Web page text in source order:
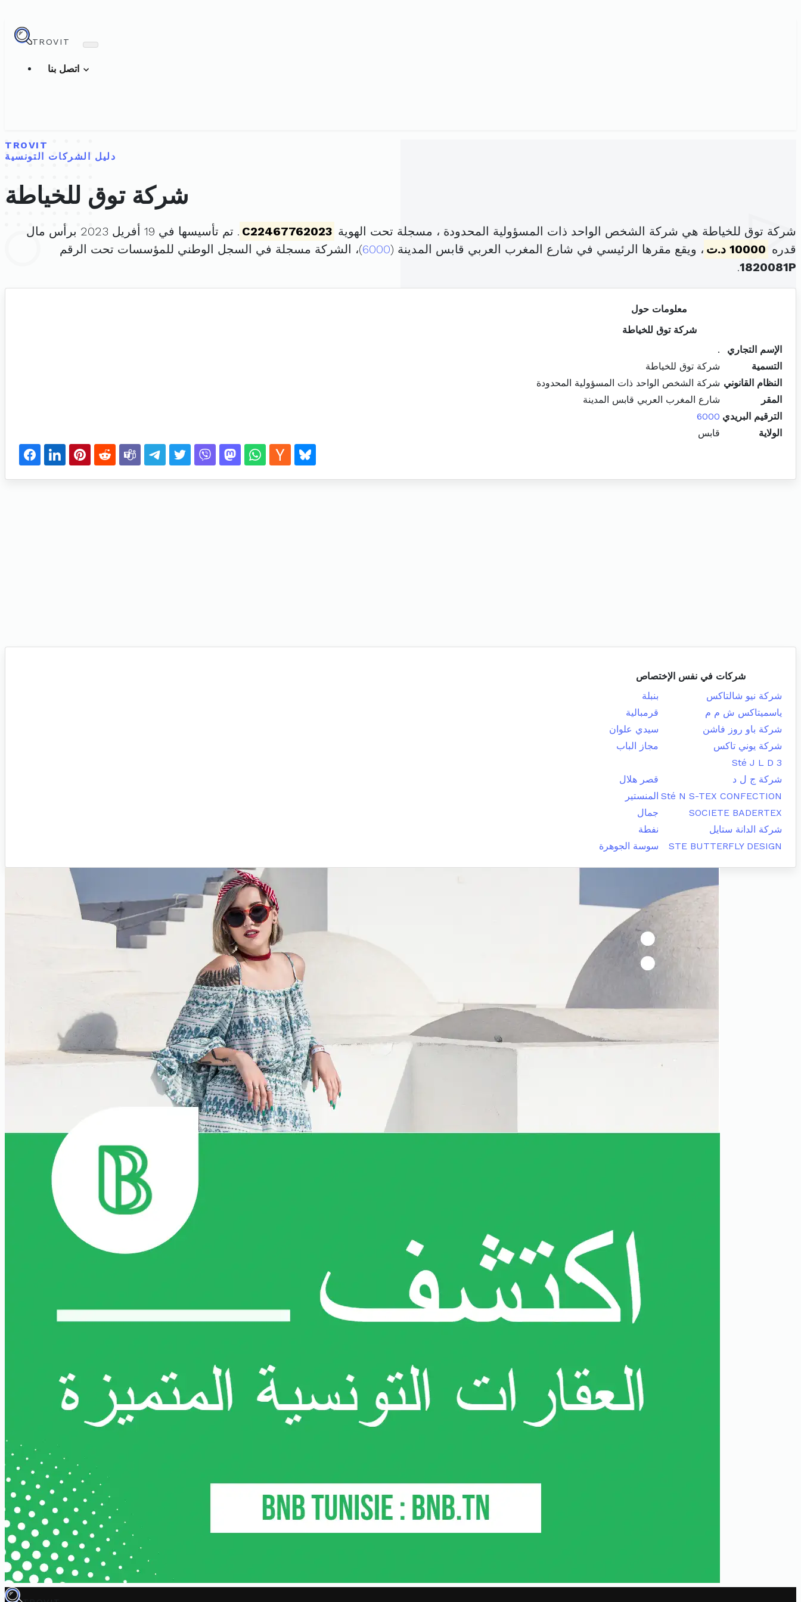
TROVIT
TROVIT
دليل الشركات التونسية
شركة توق للخياطة
شركة توق للخياطة هي شركة الشخص الواحد ذات المسؤولية المحدودة ، مسجلة تحت الهوية C22467762023
. تم تأسيسها في 19 أفريل 2023 برأس مال
قدره 10000 د.ت ، ويقع مقرها الرئيسي في شارع المغرب العربي قابس المدينة (6000)، الشركة مسجلة في السجل الوطني للمؤسسات تحت الرقم
1820081P
.
معلومات حول
شركة توق للخياطة
الإسم التجاري
.
التسمية
شركة توق للخياطة
النظام القانوني شركة الشخص الواحد ذات المسؤولية المحدودة
المقر
شارع المغرب العربي قابس المدينة
الترقيم البريدي 6000
الولاية
قابس
شركات في نفس الإختصاص
شركة نيو شالتاكس
بنبلة
ياسميتاكس ش م م
قرمبالية
شركة باو روز فاشن
سيدي علوان
شركة يوني تاكس
مجاز الباب
Sté J L D 3
شركة ج ل د
قصر هلال
Sté N S-TEX CONFECTION المنستير
SOCIETE BADERTEX
جمال
شركة الدانة ستايل
نفطة
STE BUTTERFLY DESIGN
سوسة الجوهرة